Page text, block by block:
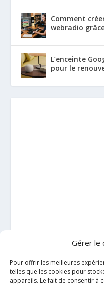
Gérer le
Pour offrir les meilleures
telles que les cookies pour
appareils. Le fait de consentir à
Comment
webradio grâce
L’enceinte
pour le